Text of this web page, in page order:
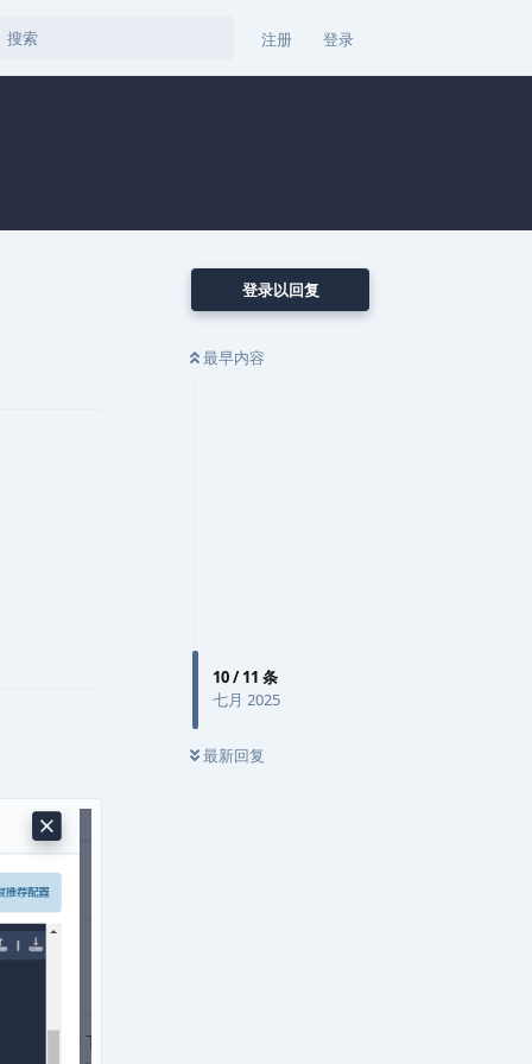
注册 登录
登录以回复
最早内容
10/11 条
七月 2025
最新回复